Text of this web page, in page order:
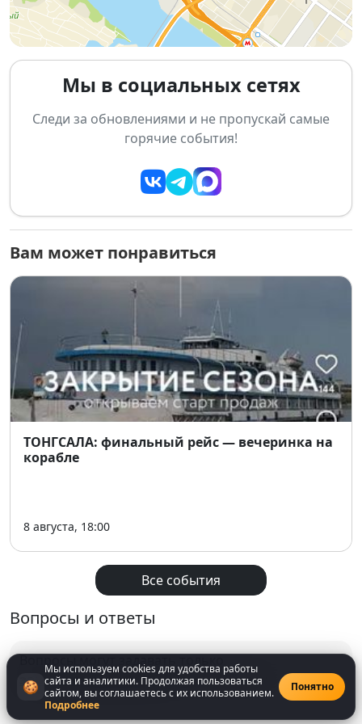
📍Место:руинпаб «Типография», Красный
проспект, 22, Новосибирск
🎟Купить билет
Вечер обещает быть ярким и душевным — не
Мы в социальных сетях
Следи за обновлениями и не пропускай самые
горячие события!
Вам может понравиться
ТОНГСАЛА: финальный рейс — вечеринка на
корабле
8 августа, 18:00
Все события
Вопросы и ответы
Вопросы могут задавать только
зарегистрированнныепользователи
🍪
Мы используем cookies для удобства работы
сайта и аналитики. Продолжая пользоваться
сайтом, вы соглашаетесь с их использованием.
Подробнее
Понятно